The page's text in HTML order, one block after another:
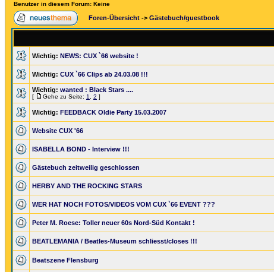
Benutzer in diesem Forum: Keine
Foren-Übersicht -> Gästebuch/guestbook
Wichtig: NEWS: CUX `66 website !
Wichtig: CUX `66 Clips ab 24.03.08 !!!
Wichtig: wanted : Black Stars ....
[ Gehe zu Seite: 1 2 ]
Wichtig: FEEDBACK Oldie Party 15.03.2007
Website CUX '66
ISABELLA BOND - Interview !!!
Gästebuch zeitweilig geschlossen
HERBY AND THE ROCKING STARS
WER HAT NOCH FOTOS/VIDEOS VOM CUX `66 EVENT ???
Peter M. Roese: Toller neuer 60s Nord-Süd Kontakt !
BEATLEMANIA / Beatles-Museum schliesst/closes !!!
Beatszene Flensburg